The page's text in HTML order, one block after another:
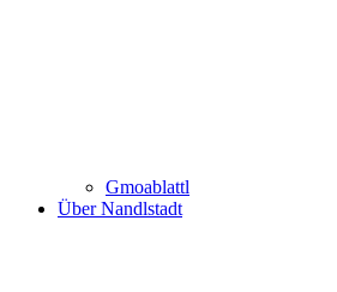
Gmoablattl
Über Nandlstadt